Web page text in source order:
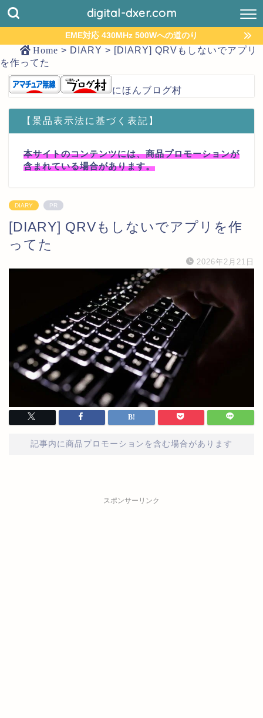
digital-dxer.com
EME対応 430MHz 500Wへの道のり
Home > DIARY > [DIARY] QRVもしないでアプリ
を作ってた
にほんブログ村
【景品表示法に基づく表記】
本サイトのコンテンツには、商品プロモーションが
含まれている場合があります。
DIARY PR
[DIARY] QRVもしないでアプリを作
ってた
2026年2月21日
記事内に商品プロモーションを含む場合があります
スポンサーリンク